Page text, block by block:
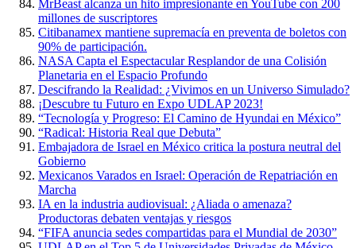
MrBeast alcanza un hito impresionante en YouTube con 200
millones de suscriptores
Citibanamex mantiene supremacía en preventa de boletos con
90% de participación.
NASA Capta el Espectacular Resplandor de una Colisión
Planetaria en el Espacio Profundo
Descifrando la Realidad: ¿Vivimos en un Universo Simulado?
¡Descubre tu Futuro en Expo UDLAP 2023!
“Tecnología y Progreso: El Camino de Hyundai en México”
“Radical: Historia Real que Debuta”
Embajadora de Israel en México critica la postura neutral del
Gobierno
Mexicanos Varados en Israel: Operación de Repatriación en
Marcha
IA en la industria audiovisual: ¿Aliada o amenaza?
Productoras debaten ventajas y riesgos
“FIFA anuncia sedes compartidas para el Mundial de 2030”